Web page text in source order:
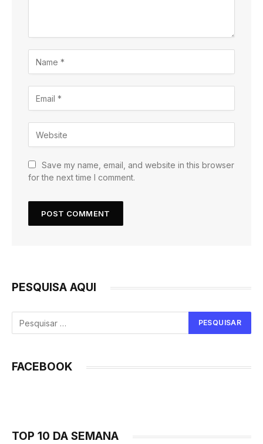
Save my name, email, and website in this browser
for the next time I comment.
PESQUISA AQUI
FACEBOOK
TOP 10 DA SEMANA